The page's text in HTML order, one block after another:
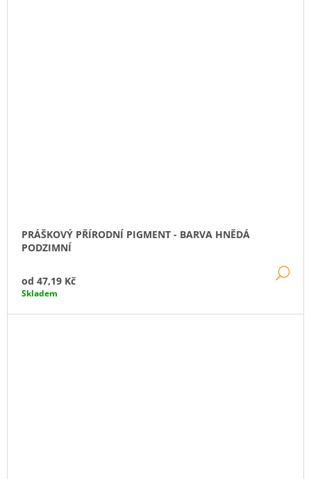
PRÁŠKOVÝ PŘÍRODNÍ PIGMENT - BARVA HNĚDÁ
PODZIMNÍ
od 47,19 Kč
Skladem